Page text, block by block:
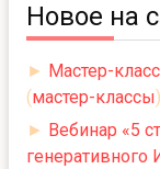
Новое на
► Мастер-
(мастер-классы)
► Вебинар «5